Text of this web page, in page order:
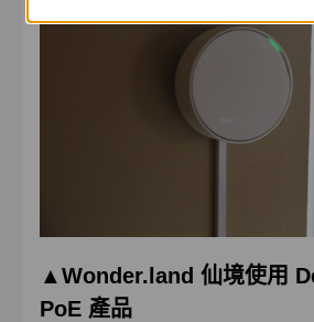
▲ Wonder.land 仙境使用
PoE 產品